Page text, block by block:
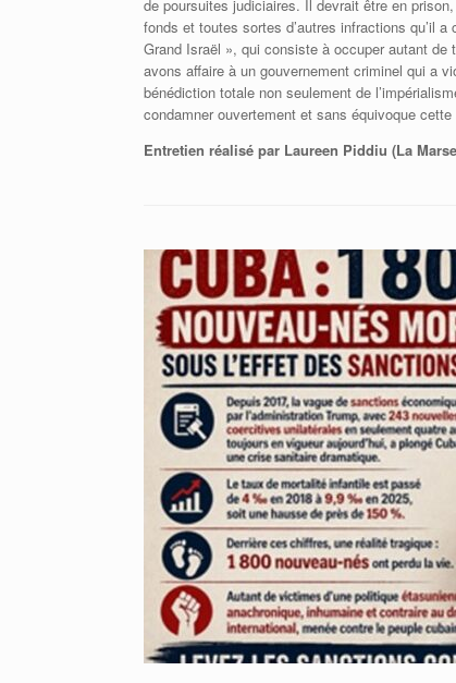
de poursuites judiciaires. Il devrait être en
fonds et toutes sortes d’autres infractions qu’il
Grand Israël », qui consiste à occuper autant
avons affaire à un gouvernement criminel qui a
bénédiction totale non seulement de
condamner ouvertement et sans équivoque cette
Entretien réalisé par Laureen Piddiu (La